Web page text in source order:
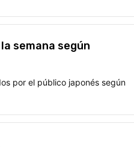
semana según
por el público japonés según